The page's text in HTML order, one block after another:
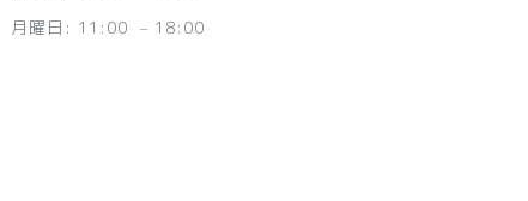
月曜日: 11:00 – 18:00